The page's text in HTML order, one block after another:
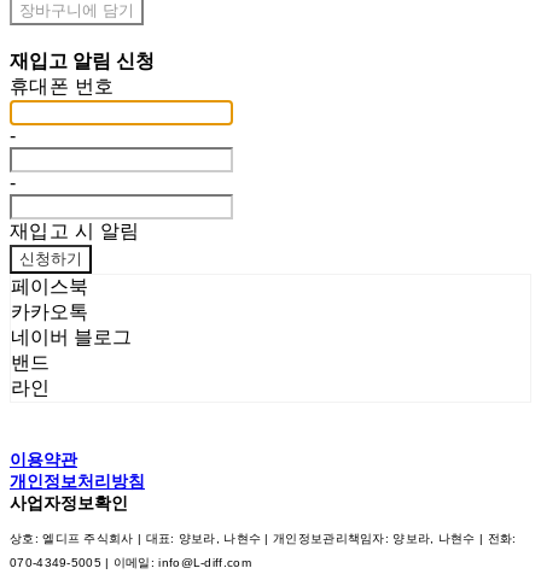
장바구니에 담기
재입고 알림 신청
휴대폰 번호
-
-
재입고 시 알림
신청하기
페이스북
카카오톡
네이버 블로그
밴드
라인
이용약관
개인정보처리방침
사업자정보확인
상호: 엘디프 주식회사 | 대표: 양보라, 나현수 | 개인정보관리책임자: 양보라, 나현수 | 전화:
070-4349-5005 | 이메일: info@L-diff.com